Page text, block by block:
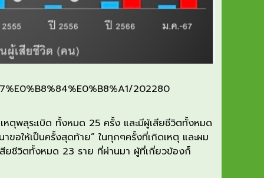
202280
หตุพลุระเบิด ทั้งหมด 25 ครั้ง และมีผู้เสียชีวิตทั้งหมด
าขอให้เป็นครั้งสุดท้าย” ในทุกๆครั้งที่เกิดเหตุ และผม
สียชีวิตทั้งหมด 23 ราย ที่ผ่านมา ผู้ที่เกี่ยวข้องก็